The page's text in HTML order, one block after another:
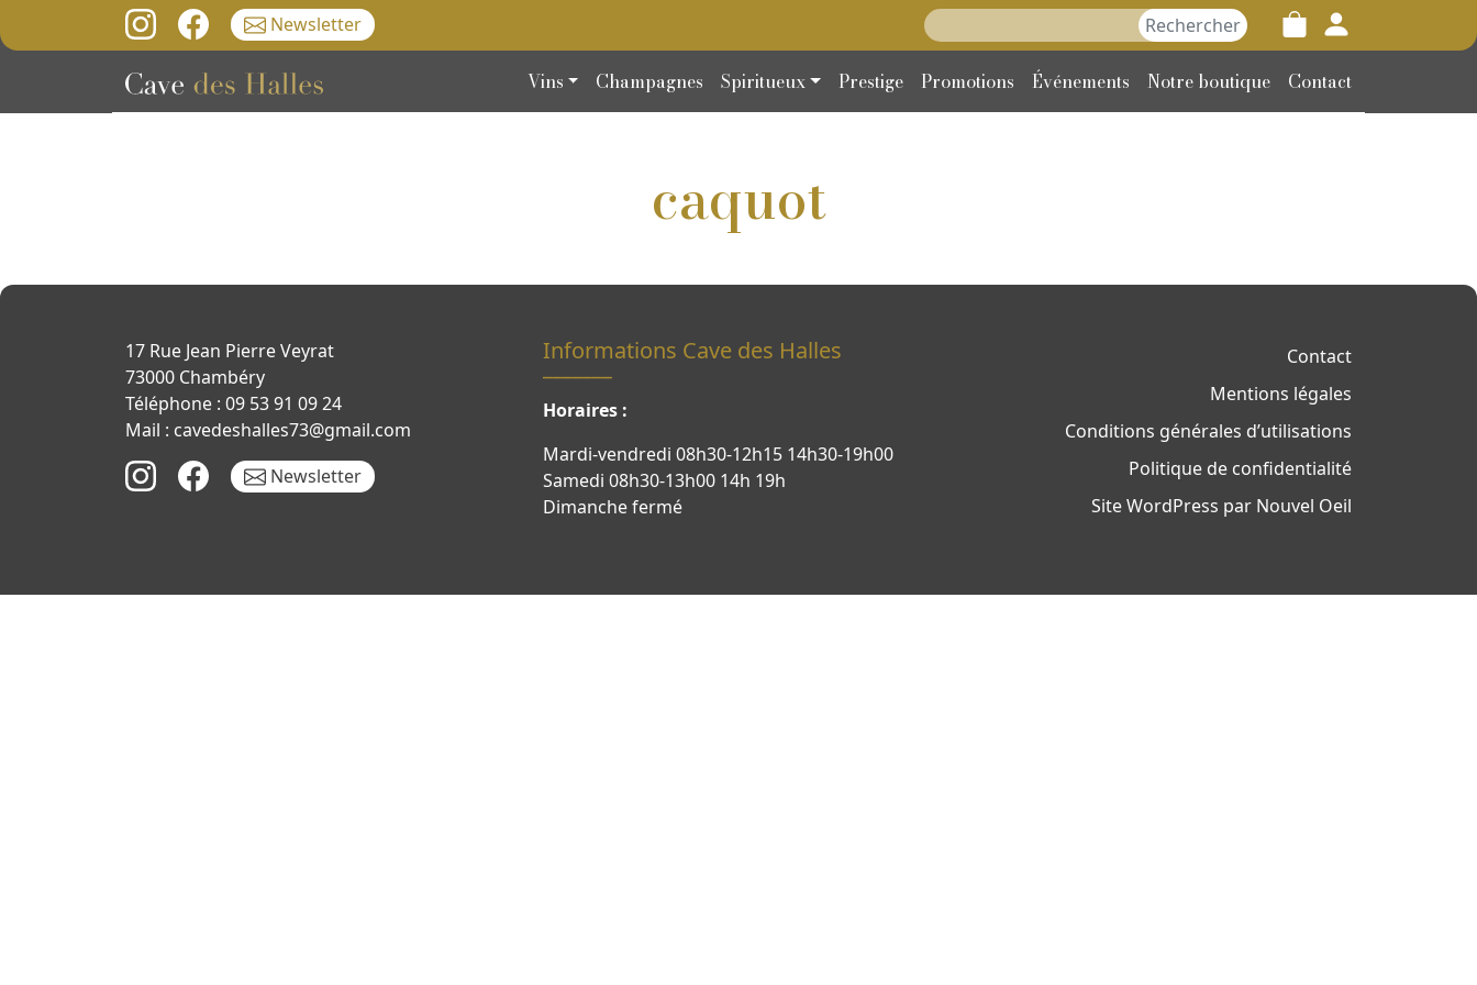
Newsletter
Rechercher :
Vins Champagnes Spiritueux Prestige Promotions Événements Notre boutique Contact
caquot
17 Rue Jean Pierre Veyrat
73000 Chambéry
Téléphone : 09 53 91 09 24
Mail : cavedeshalles73@gmail.com
Newsletter
Informations Cave des Halles
Horaires :
Mardi-vendredi 08h30-12h15 14h30-19h00
Samedi 08h30-13h00 14h 19h
Dimanche fermé
Contact
Mentions légales
Conditions générales d’utilisations
Politique de confidentialité
Site WordPress par Nouvel Oeil